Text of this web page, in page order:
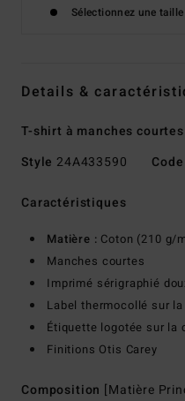
Sélectionnez une taille
Details &
T-shirt à manches
Style 24A433590
Caractéristiques
Matière : Coton (210 g/
Manches courtes
Imprimé sérigraphié
Label thermocollé sur
Étiquette logotée sur la
Finitions Otis Carey
Composition [Matière